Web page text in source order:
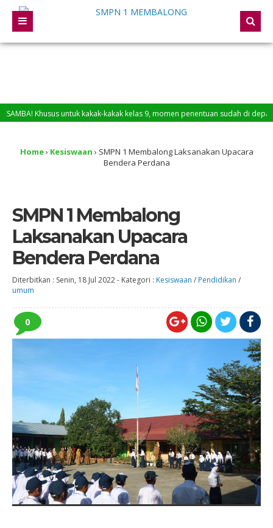
untuk kakak-kakak kelas 9, momen penentuan sudah di depan mata.
Home› Kesiswaan › SMPN 1 Membalong Laksanakan Upacara
Bendera Perdana
SMPN 1 Membalong
Laksanakan Upacara
Bendera Perdana
Diterbitkan : Senin, 18 Jul 2022- Kategori : Kesiswaan / Pendidikan /
umum
0